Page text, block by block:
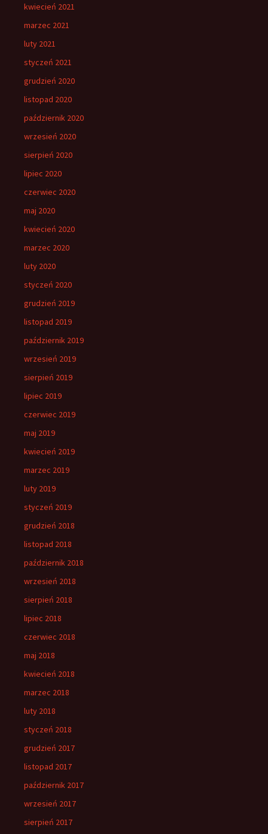
kwiecień 2021
marzec 2021
luty 2021
styczeń 2021
grudzień 2020
listopad 2020
październik 2020
wrzesień 2020
sierpień 2020
lipiec 2020
czerwiec 2020
maj 2020
kwiecień 2020
marzec 2020
luty 2020
styczeń 2020
grudzień 2019
listopad 2019
październik 2019
wrzesień 2019
sierpień 2019
lipiec 2019
czerwiec 2019
maj 2019
kwiecień 2019
marzec 2019
luty 2019
styczeń 2019
grudzień 2018
listopad 2018
październik 2018
wrzesień 2018
sierpień 2018
lipiec 2018
czerwiec 2018
maj 2018
kwiecień 2018
marzec 2018
luty 2018
styczeń 2018
grudzień 2017
listopad 2017
październik 2017
wrzesień 2017
sierpień 2017